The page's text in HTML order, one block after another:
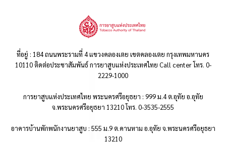
ที่อยู่ : 184 ถนนพระรามที่ 4 แขวงคลองเตย เขตคลองเตย กรุงเทพมหานคร
10110 ติดต่อประชาสัมพันธ์ การยาสูบแห่งประเทศไทย Call center โทร. 0-
2229-1000
การยาสูบแห่งประเทศไทย พระนครศรีอยุธยา : 999 ม.4 ต.อุทัย อ.อุทัย
จ.พระนครศรีอยุธยา 13210 โทร. 0-3535-2555
อาคารบ้านพักพนักงานยาสูบ : 555 ม.9 ต.คานหาม อ.อุทัย จ.พระนครศรีอยุธยา
13210